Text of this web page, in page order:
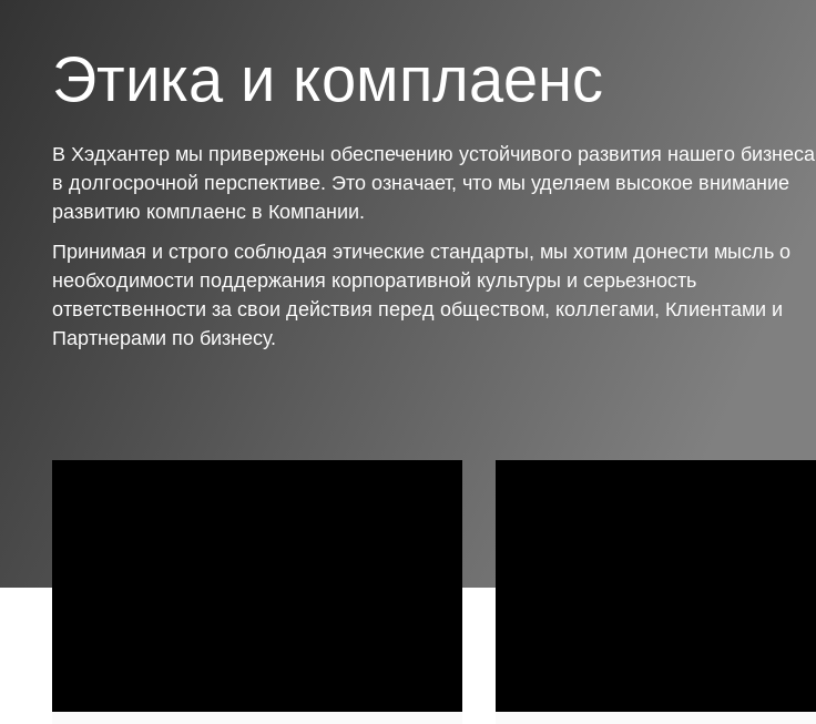
Этика и комплаенс
В Хэдхантер мы привержены обеспечению устойчивого развития нашего бизнеса
в долгосрочной перспективе. Это означает, что мы уделяем высокое внимание
развитию комплаенс в Компании.
Принимая и строго соблюдая этические стандарты, мы хотим донести мысль о
необходимости поддержания корпоративной культуры и серьезность
ответственности за свои действия перед обществом, коллегами, Клиентами и
Партнерами по бизнесу.